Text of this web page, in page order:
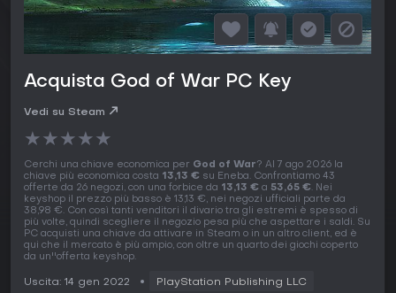
Acquista God of War PC Key
Vedi su Steam
★★★★★
Cerchi una chiave economica per God of War? Al 7 ago 2026 la
chiave più economica costa 13,13 € su Eneba. Confrontiamo 43
offerte da 26 negozi, con una forbice da 13,13 € a 53,65 €. Nei
keyshop il prezzo più basso è 13,13 €, nei negozi ufficiali parte da
38,98 €. Con così tanti venditori il divario tra gli estremi è spesso di
più volte, quindi scegliere il negozio pesa più che aspettare i saldi. Su
PC acquisti una chiave da attivare in Steam o in un altro client, ed è
qui che il mercato è più ampio, con oltre un quarto dei giochi coperto
da un''offerta keyshop.
Uscita: 14 gen 2022 PlayStation Publishing LLC